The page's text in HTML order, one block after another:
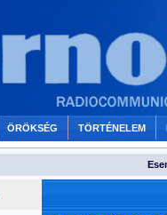
ÖRÖKSÉG TÖRTÉNELEM